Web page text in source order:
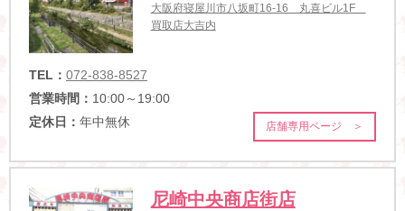
大阪府寝屋川市八坂町16-16 丸喜ビル1F
買取店大吉内
TEL： 072-838-8527
営業時間： 10:00～19:00
定休日： 年中無休 店舗専用ページ ＞
尼崎中央商店街店